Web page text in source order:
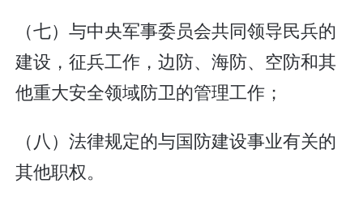
（七）与中央军事委员会共同领导民兵的
建设，征兵工作，边防、海防、空防和其
他重大安全领域防卫的管理工作；
（八）法律规定的与国防建设事业有关的
其他职权。